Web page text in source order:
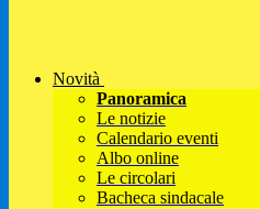
Novità
Panoramica
Le notizie
Calendario eventi
Albo online
Le circolari
Bacheca sindacale